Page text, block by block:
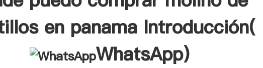
en panama Introducción(
WhatsApp)